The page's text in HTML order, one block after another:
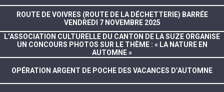
ROUTE DE VOIVRES (ROUTE DE LA DÉCHETTERIE) BARRÉE
VENDREDI 7 NOVEMBRE 2025
L’ASSOCIATION CULTURELLE DU CANTON DE LA SUZE ORGANISE
UN CONCOURS PHOTOS SUR LE THÈME : « LA NATURE EN
AUTOMNE »
OPÉRATION ARGENT DE POCHE DES VACANCES D’AUTOMNE